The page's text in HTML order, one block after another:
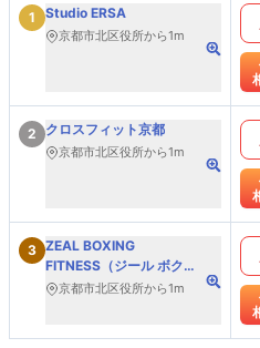
1 Studio ERSA
京都市北区役所から1m
2 クロスフィット京都
京都市北区役所から1m
3 ZEAL BOXING
FITNESS（ジール ボクシ
ング フィットネス）
京都市北区役所から1m